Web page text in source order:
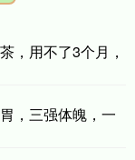
，用不了3个月，
，三强体魄，一